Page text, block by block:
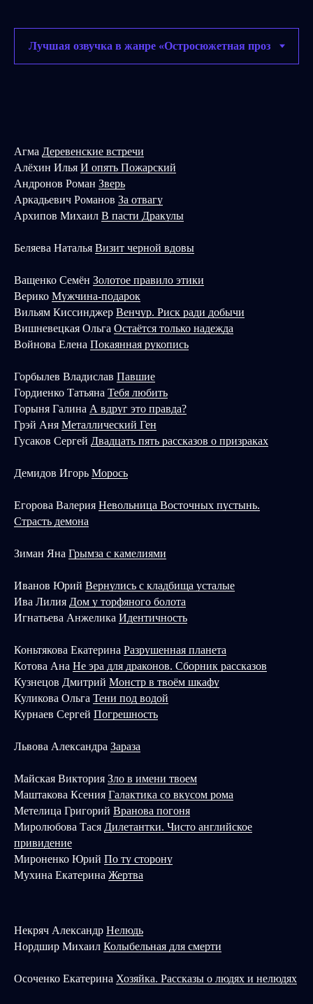
Агма Деревенские встречи
Алёхин Илья И опять Пожарский
Андронов Роман Зверь
Аркадьевич Романов За отвагу
Архипов Михаил В пасти Дракулы
Беляева Наталья Визит черной вдовы
Ващенко Семён Золотое правило этики
Верико Мужчина-подарок
Вильям Киссинджер Венчур. Риск ради добычи
Вишневецкая Ольга Остаётся только надежда
Войнова Елена Покаянная рукопись
Горбылев Владислав Павшие
Гордиенко Татьяна Тебя любить
Горыня Галина А вдруг это правда?
Грэй Аня Металлический Ген
Гусаков Сергей Двадцать пять рассказов о призраках
Демидов Игорь Морось
Егорова Валерия Невольница Восточных пустынь.
Страсть демона
Зиман Яна Грымза с камелиями
Иванов Юрий Вернулись с кладбища усталые
Ива Лилия Дом у торфяного болота
Игнатьева Анжелика Идентичность
Коньтякова Екатерина Разрушенная планета
Котова Ана Не эра для драконов. Сборник рассказов
Кузнецов Дмитрий Монстр в твоём шкафу
Куликова Ольга Тени под водой
Курнаев Сергей Погрешность
Львова Александра Зараза
Майская Виктория Зло в имени твоем
Маштакова Ксения Галактика со вкусом рома
Метелица Григорий Вранова погоня
Миролюбова Тася Дилетантки. Чисто английское
привидение
Мироненко Юрий По ту сторону
Мухина Екатерина Жертва
Некряч Александр Нелюдь
Нордшир Михаил Колыбельная для смерти
Осоченко Екатерина Хозяйка. Рассказы о людях и нелюдях